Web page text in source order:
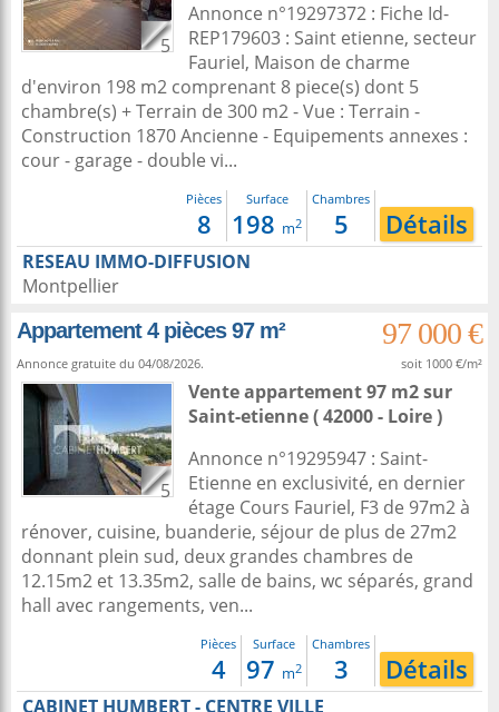
5
Annonce n°19297372 : Fiche Id-
REP179603 : Saint etienne, secteur
Fauriel, Maison de charme
d'environ 198 m2 comprenant 8 piece(s) dont 5
chambre(s) + Terrain de 300 m2 - Vue : Terrain -
Construction 1870 Ancienne - Equipements annexes :
cour - garage - double vi...
Pièces
8
Surface
198 m2
Chambres
5 Détails
RESEAU IMMO-DIFFUSION
Montpellier
Appartement 4 pièces 97 m²
97 000 €
Annonce gratuite du 04/08/2026. soit 1000 €/m²
5
Vente appartement 97 m2sur
Saint-etienne( 42000 - Loire )
Annonce n°19295947 : Saint-
Etienne en exclusivité, en dernier
étage Cours Fauriel, F3 de 97m2 à
rénover, cuisine, buanderie, séjour de plus de 27m2
donnant plein sud, deux grandes chambres de
12.15m2 et 13.35m2, salle de bains, wc séparés, grand
hall avec rangements, ven...
Pièces
4
Surface
97 m2
Chambres
3 Détails
CABINET HUMBERT - CENTRE VILLE